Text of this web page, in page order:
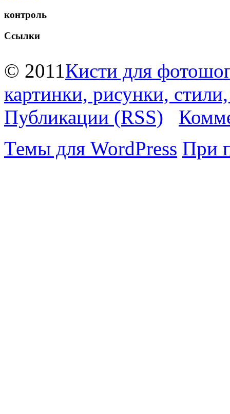
контроль
Ссылки
© 2011Кисти для
картинки, рисунки,
Публикации (RSS)
Темы для WordPress При